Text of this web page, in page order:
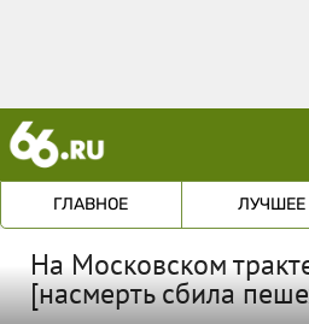
ГЛАВНОЕ ЛУЧШЕЕ
На Московском
[насмерть сбила